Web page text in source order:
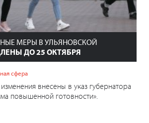
МЕРЫ В УЛЬЯНОВСКОЙ
ДО 25 ОКТЯБРЯ
сфера
внесены в указ губернатора
повышенной готовности».